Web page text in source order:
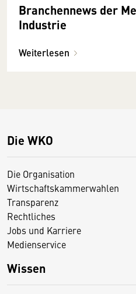
Branchennews der
Industrie
Weiterlesen
Die WKO
Die Organisation
Wirtschaftskammerwahlen
Transparenz
Rechtliches
Jobs und Karriere
Medienservice
Wissen